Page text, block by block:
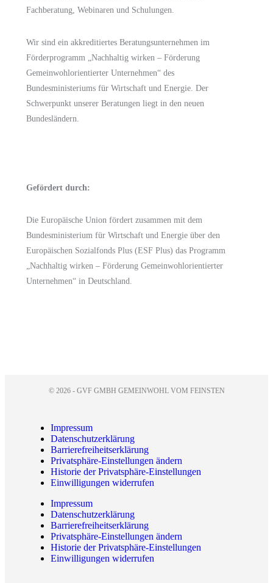
Fachberatung, Webinaren und Schulungen.
Wir sind ein akkreditiertes Beratungsunternehmen im
Förderprogramm
„Nachhaltig wirken – Förderung
Gemeinwohlorientierter Unternehmen“ des
Bundesministeriums für Wirtschaft und Energie. Der
Schwerpunkt unserer Beratungen liegt in den neuen
Bundesländern.
Gefördert durch:
Die Europäische Union fördert zusammen mit dem
Bundesministerium für Wirtschaft und Energie über den
Europäischen Sozialfonds Plus (ESF Plus) das Programm
„Nachhaltig wirken – Förderung Gemeinwohlorientierter
Unternehmen“ in Deutschland.
© 2026 - GVF GMBH GEMEINWOHL VOM FEINSTEN
Impressum
Datenschutzerklärung
Barrierefreiheitserklärung
Privatsphäre-Einstellungen ändern
Historie der Privatsphäre-Einstellungen
Einwilligungen widerrufen
Impressum
Datenschutzerklärung
Barrierefreiheitserklärung
Privatsphäre-Einstellungen ändern
Historie der Privatsphäre-Einstellungen
Einwilligungen widerrufen